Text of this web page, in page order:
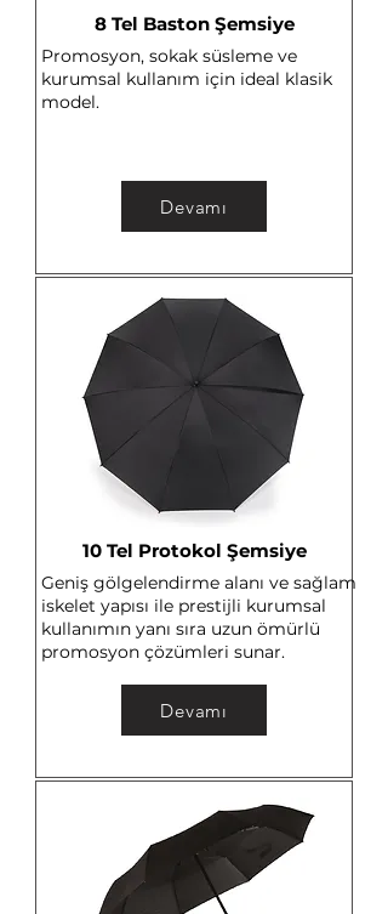
8 Tel Baston Şemsiye
Promosyon, sokak süsleme ve
kurumsal kullanım için ideal klasik
model.
Devamı
10 Tel Protokol Şemsiye
Geniş gölgelendirme alanı ve sağlam
iskelet yapısı ile prestijli kurumsal
kullanımın yanı sıra uzun ömürlü
promosyon çözümleri sunar.
Devamı